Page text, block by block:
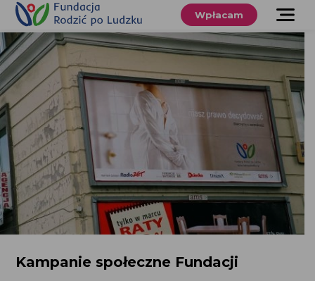
Przewiń
treści
O nas
Co robimy
Wspieraj
nas
Twoje prawa
Sklep
Niezbędnik
Wpłacam
Kampanie społeczne Fundacji